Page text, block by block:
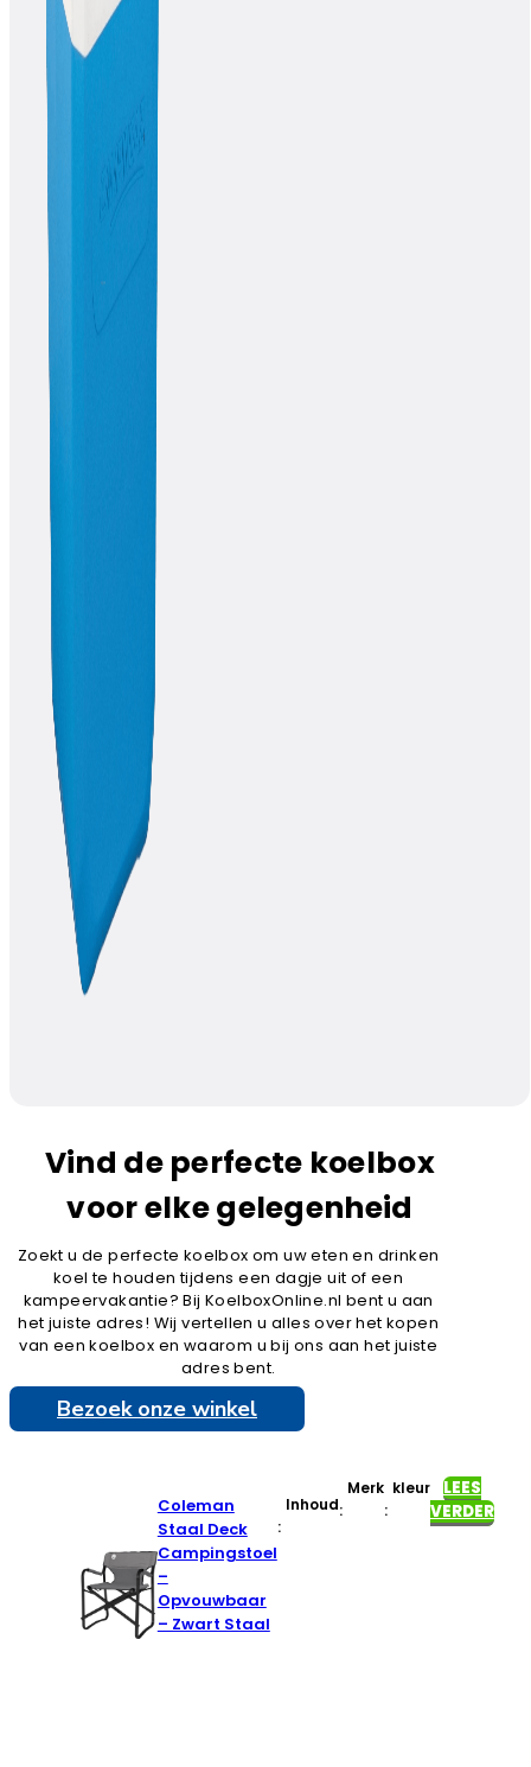
Vind de perfecte koelbox
voor elke gelegenheid
Zoekt u de perfecte koelbox om uw eten en drinken
koel te houden tijdens een dagje uit of een
kampeervakantie? Bij KoelboxOnline.nl bent u aan
het juiste adres! Wij vertellen u alles over het kopen
van een koelbox en waarom u bij ons aan het juiste
adres bent.
Bezoek onze winkel
Coleman
Staal Deck
Campingstoel
–
Opvouwbaar
– Zwart Staal
Inhoud
:
Merk
:
kleur
:
LEES
VERDER